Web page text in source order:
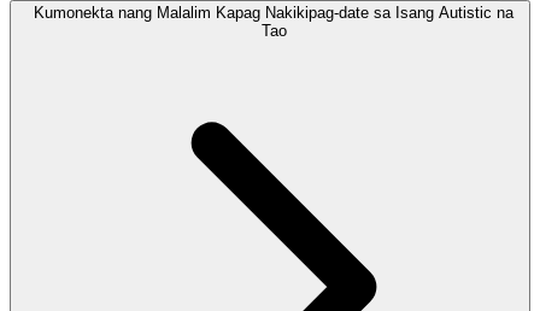
Kumonekta nang Malalim Kapag Nakikipag-date sa Isang Autistic na
Tao